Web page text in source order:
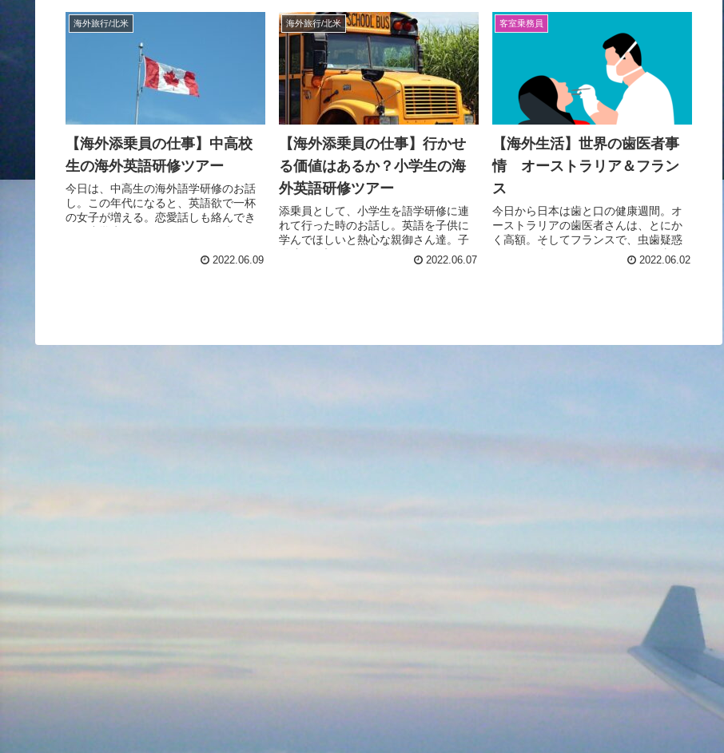
ときは、至福の時だ！
海外旅行/北米
【海外添乗員の仕事】中高校
生の海外英語研修ツアー
今日は、中高生の海外語学研修のお話
し。この年代になると、英語欲で一杯
の女子が増える。恋愛話しも絡んでき
2022.06.09
海外旅行/北米
【海外添乗員の仕事】行かせ
る価値はあるか？小学生の海
外英語研修ツアー
添乗員として、小学生を語学研修に連
れて行った時のお話し。英語を子供に
学んでほしいと熱心な親御さん達。子
供達は、初めての海外経験で、ガチガ
チに緊張し、行きのフライトから、現
2022.06.07
客室乗務員
【海外生活】世界の歯医者事
情 オーストラリア＆フラン
ス
今日から日本は歯と口の健康週間。オ
ーストラリアの歯医者さんは、とにか
く高額。そしてフランスで、虫歯疑惑
に陥った私は、ホストマザーの迫真の
演技で急遽歯医者にいくことになるの
2022.06.02